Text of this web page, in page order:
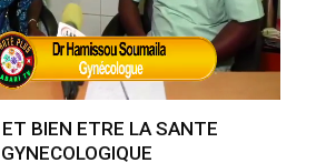
BIEN ETRE LA SANTE
GYNECOLOGIQUE